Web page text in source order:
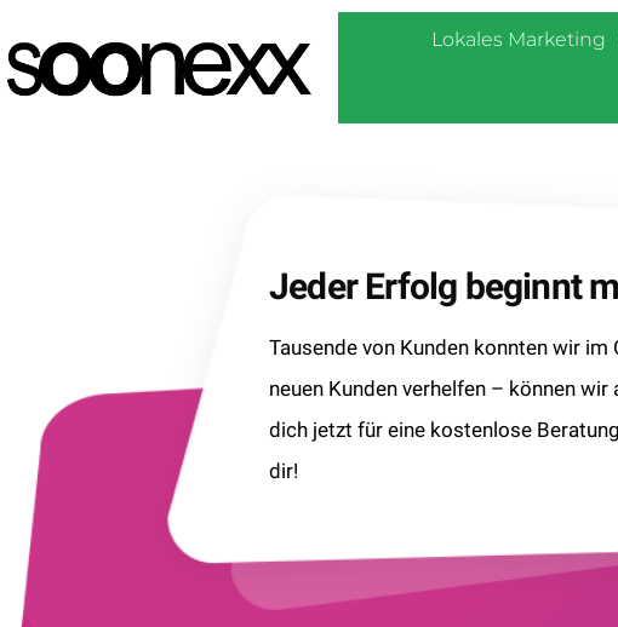
Lokales Marketing
Jeder Erfolg beginnt
Tausende von Kunden konnten wir
neuen Kunden verhelfen – können
dich jetzt für eine kostenlose
dir!